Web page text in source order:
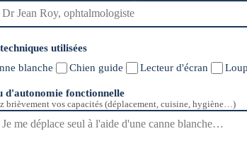
utilisées
blanche
Chien guide Lecteur d'écran
d'autonomie fonctionnelle
brièvement vos capacités (déplacement, cuisine, hygiène…)